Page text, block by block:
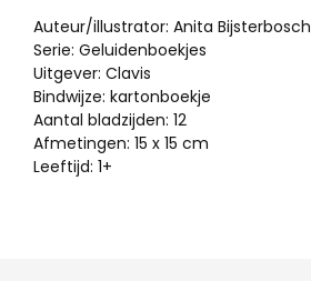
Auteur/illustrator: Anita Bijsterbosch
Serie: Geluidenboekjes
Uitgever: Clavis
Bindwijze: kartonboekje
Aantal bladzijden: 12
Afmetingen: 15 x 15 cm
Leeftijd: 1+